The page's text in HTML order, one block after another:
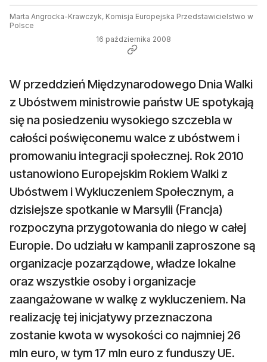
Marta Angrocka-Krawczyk, Komisja Europejska Przedstawicielstwo w
Polsce
16 października 2008
W przeddzień Międzynarodowego Dnia Walki
z Ubóstwem ministrowie państw UE spotykają
się na posiedzeniu wysokiego szczebla w
całości poświęconemu walce z ubóstwem i
promowaniu integracji społecznej. Rok 2010
ustanowiono Europejskim Rokiem Walki z
Ubóstwem i Wykluczeniem Społecznym, a
dzisiejsze spotkanie w Marsylii (Francja)
rozpoczyna przygotowania do niego w całej
Europie. Do udziału w kampanii zaproszone są
organizacje pozarządowe, władze lokalne
oraz wszystkie osoby i organizacje
zaangażowane w walkę z wykluczeniem. Na
realizację tej inicjatywy przeznaczona
zostanie kwota w wysokości co najmniej 26
mln euro, w tym 17 mln euro z funduszy UE.